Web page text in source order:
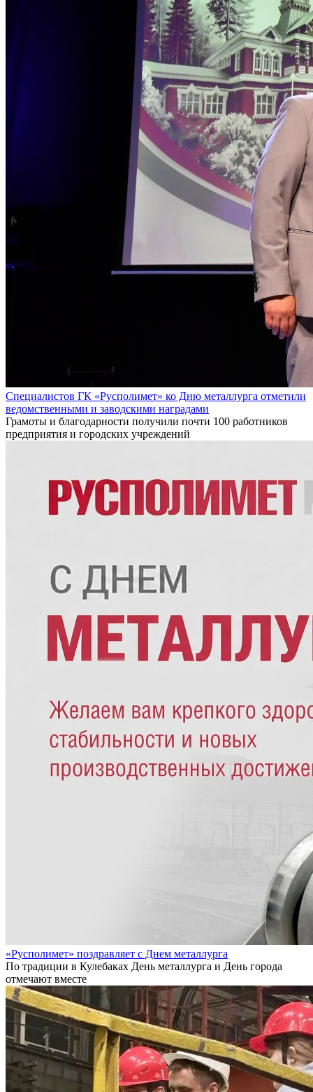
Специалистов ГК «Русполимет» ко Дню металлурга отметили
ведомственными и заводскими наградами
Грамоты и благодарности получили почти 100 работников
предприятия и городских учреждений
«Русполимет» поздравляет с Днем металлурга
По традиции в Кулебаках День металлурга и День города
отмечают вместе